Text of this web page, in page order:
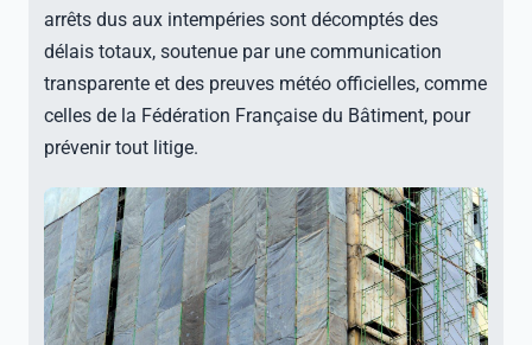
arrêts dus aux intempéries sont décomptés des
délais totaux, soutenue par une communication
transparente et des preuves météo officielles, comme
celles de la Fédération Française du Bâtiment, pour
prévenir tout litige.